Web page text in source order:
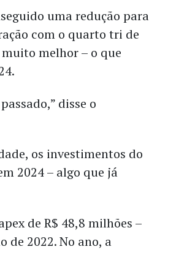
uma redução para
com o quarto tri de
melhor – o que
disse o
os investimentos do
2024 – algo que já
de R$ 48,8 milhões –
de 2022. No ano, a